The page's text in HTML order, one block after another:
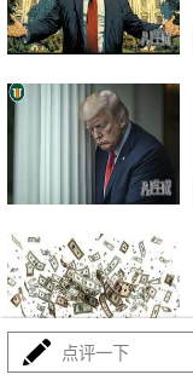
点评一下